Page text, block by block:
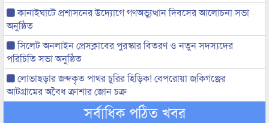
কানাইঘাটে প্রশাসনের উদ্যোগে গণঅভ্যুত্থান দিবসের আলোচনা সভা
অনুষ্ঠিত
সিলেট অনলাইন প্রেসক্লাবের পুরস্কার বিতরণ ও নতুন সদস্যদের
পরিচিতি সভা অনুষ্ঠিত
লোভাছড়ার জব্দকৃত পাথর চুরির হিড়িক! বেপরোয়া জকিগঞ্জের
আটগ্রামের অবৈধ ক্রাশার জোন চক্র
সর্বাধিক পঠিত খবর